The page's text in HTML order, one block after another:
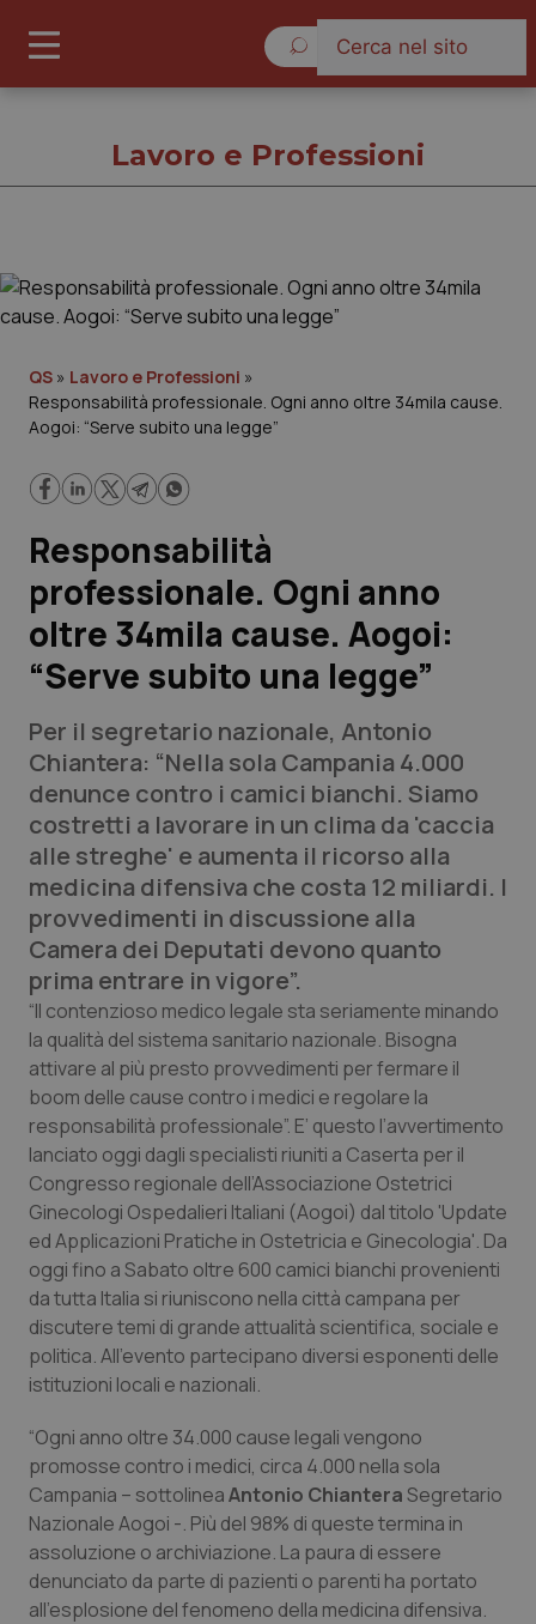
Governo e Parlamento
Regioni e Asl
Lavoro e Professioni
Scienza e Farmaci
Studi e Analisi
Lettere al direttore
Edizioni Regionali
QS Pro
Professionisti Sanitari.AI
Abruzzo
Basilicata
Calabria
Campania
Emilia-Romagna
Friuli Venezia Giulia
Lazio
Lombardia
Marche
Molise
QS Pro Gold
Artrite & artrosi
Asma & BPCO
Car-T
Colesterolo & coronaropatie
Dermatite Atopica
Diabete & glucometri
Dolore
Donna & Salute
Epatiti
QS Club Newsletter
Lavoro e Professioni
QS » Lavoro e Professioni »
Responsabilità professionale. Ogni anno oltre 34mila cause.
Aogoi: “Serve subito una legge”
Responsabilità
professionale. Ogni anno
oltre 34mila cause. Aogoi:
“Serve subito una legge”
Per il segretario nazionale, Antonio
Chiantera: “Nella sola Campania 4.000
denunce contro i camici bianchi. Siamo
costretti a lavorare in un clima da 'caccia
alle streghe' e aumenta il ricorso alla
medicina difensiva che costa 12 miliardi. I
provvedimenti in discussione alla
Camera dei Deputati devono quanto
prima entrare in vigore”.
“Il contenzioso medico legale sta seriamente minando
la qualità del sistema sanitario nazionale. Bisogna
attivare al più presto provvedimenti per fermare il
boom delle cause contro i medici e regolare la
responsabilità professionale”. E’ questo l’avvertimento
lanciato oggi dagli specialisti riuniti a Caserta per il
Congresso regionale dell’Associazione Ostetrici
Ginecologi Ospedalieri Italiani (Aogoi) dal titolo 'Update
ed Applicazioni Pratiche in Ostetricia e Ginecologia'. Da
oggi fino a Sabato oltre 600 camici bianchi provenienti
da tutta Italia si riuniscono nella città campana per
discutere temi di grande attualità scientifica, sociale e
politica. All’evento partecipano diversi esponenti delle
istituzioni locali e nazionali.
“Ogni anno oltre 34.000 cause legali vengono
promosse contro i medici, circa 4.000 nella sola
Campania – sottolineaAntonio ChianteraSegretario
Nazionale Aogoi -. Più del 98% di queste termina in
assoluzione o archiviazione. La paura di essere
denunciato da parte di pazienti o parenti ha portato
all’esplosione del fenomeno della medicina difensiva.